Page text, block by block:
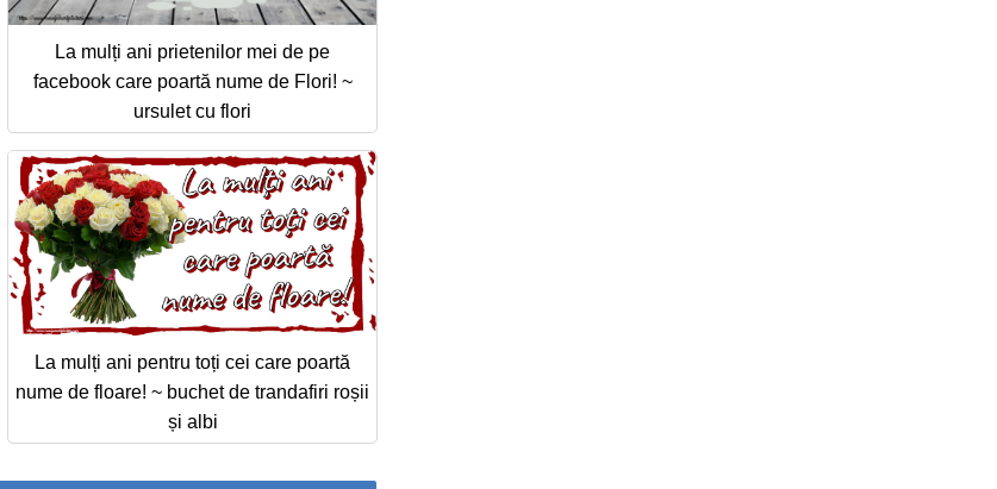
La mulți ani prietenilor mei de pe
facebook care poartă nume de Flori! ~
ursulet cu flori
La mulți ani pentru toți cei care poartă
nume de floare! ~ buchet de trandafiri roșii
și albi